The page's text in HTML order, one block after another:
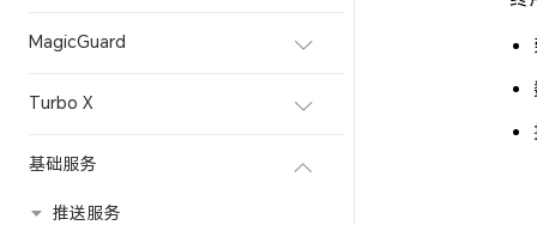
MagicGuard
Turbo X
基础服务
推送服务